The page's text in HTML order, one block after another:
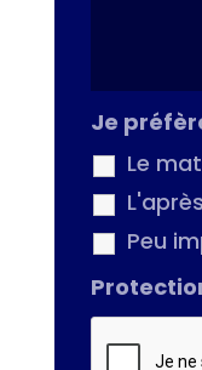
Je
Le
Peu